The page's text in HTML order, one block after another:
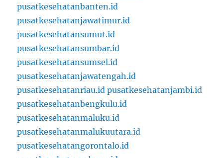
pusatkesehatanbanten.id
pusatkesehatanjawatimur.id
pusatkesehatansumut.id
pusatkesehatansumbar.id
pusatkesehatansumsel.id
pusatkesehatanjawatengah.id
pusatkesehatanriau.id pusatkesehatanjambi.id
pusatkesehatanbengkulu.id
pusatkesehatanmaluku.id
pusatkesehatanmalukuutara.id
pusatkesehatangorontalo.id